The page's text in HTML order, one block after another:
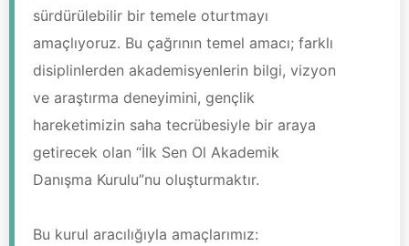
sürdürülebilir bir temele oturtmayı
amaçlıyoruz. Bu çağrının temel amacı; farklı
disiplinlerden akademisyenlerin bilgi, vizyon
ve araştırma deneyimini, gençlik
hareketimizin saha tecrübesiyle bir araya
getirecek olan “İlk Sen Ol Akademik
Danışma Kurulu”nu oluşturmaktır.
Bu kurul aracılığıyla amaçlarımız: